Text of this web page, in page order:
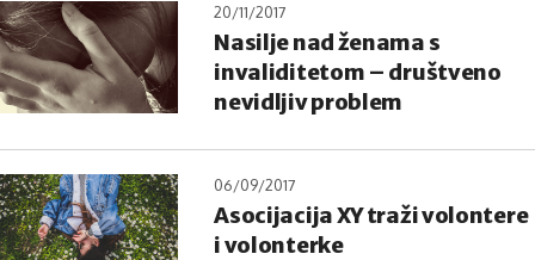
Kolumne
Lične priče
Saradnja sa medijima
Pretraga
20/11/2017
Nasilje nad ženama s
invaliditetom – društveno
nevidljiv problem
06/09/2017
Asocijacija XY traži volontere
i volonterke